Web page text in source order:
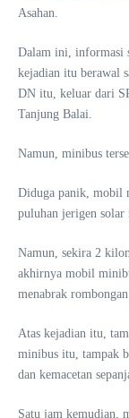
Asahan.
Dalam ini, informasi
kejadian itu berawal
DN itu, keluar dari
Tanjung Balai.
Namun, minibus
Diduga panik, mobil
puluhan jerigen
Namun, sekira 2
akhirnya mobil
menabrak
Atas kejadian itu,
minibus itu, tampak
dan kemacetan
Satu jam kemudian,